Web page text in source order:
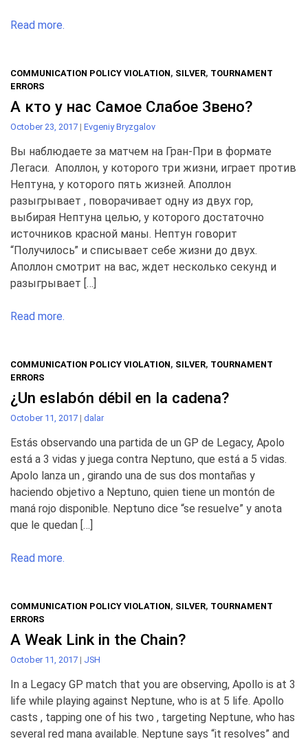
Read more.
COMMUNICATION POLICY VIOLATION, SILVER, TOURNAMENT
ERRORS
А кто у нас Самое Слабое Звено?
October 23, 2017 | Evgeniy Bryzgalov
Вы наблюдаете за матчем на Гран-При в формате
Легаси. Аполлон, у которого три жизни, играет против
Нептуна, у которого пять жизней. Аполлон
разыгрывает , поворачивает одну из двух гор,
выбирая Нептуна целью, у которого достаточно
источников красной маны. Нептун говорит
“Получилось” и списывает себе жизни до двух.
Аполлон смотрит на вас, ждет несколько секунд и
разыгрывает […]
Read more.
COMMUNICATION POLICY VIOLATION, SILVER, TOURNAMENT
ERRORS
¿Un eslabón débil en la cadena?
October 11, 2017 | dalar
Estás observando una partida de un GP de Legacy, Apolo
está a 3 vidas y juega contra Neptuno, que está a 5 vidas.
Apolo lanza un , girando una de sus dos montañas y
haciendo objetivo a Neptuno, quien tiene un montón de
maná rojo disponible. Neptuno dice “se resuelve” y anota
que le quedan […]
Read more.
COMMUNICATION POLICY VIOLATION, SILVER, TOURNAMENT
ERRORS
A Weak Link in the Chain?
October 11, 2017 | JSH
In a Legacy GP match that you are observing, Apollo is at 3
life while playing against Neptune, who is at 5 life. Apollo
casts , tapping one of his two , targeting Neptune, who has
several red mana available. Neptune says “it resolves” and